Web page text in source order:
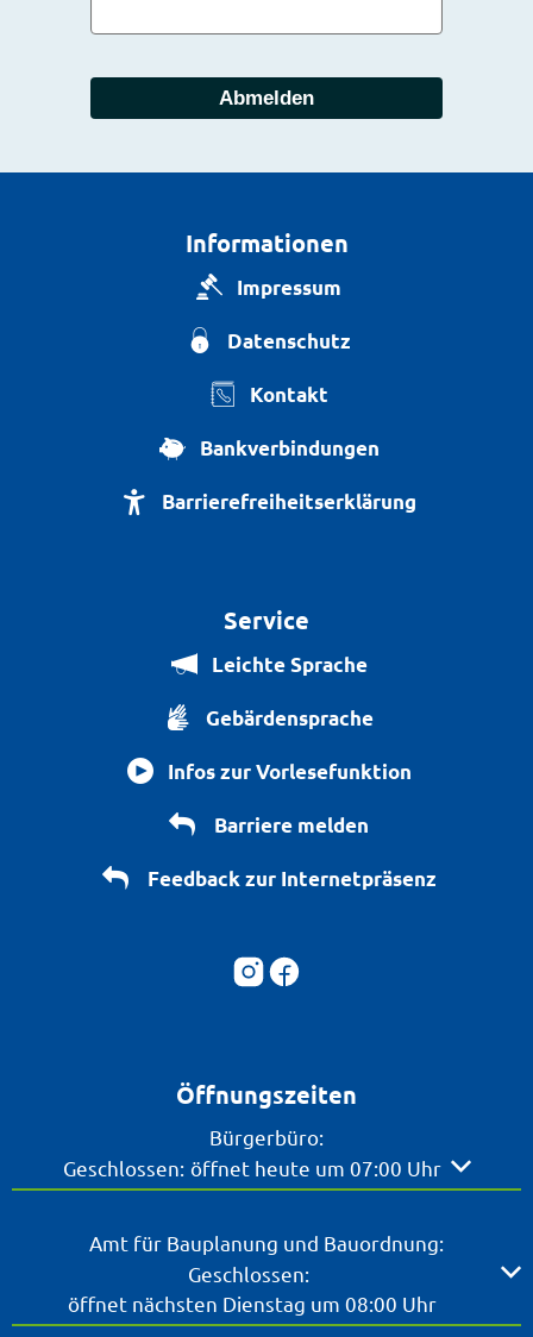
Abmelden
Informationen
Impressum
Datenschutz
Kontakt
Bankverbindungen
Barrierefreiheitserklärung
Service
Leichte Sprache
Gebärdensprache
Infos zur Vorlesefunktion
Barriere melden
Feedback zur Internetpräsenz
Öffnungszeiten
Bürgerbüro:
Klicken, um weitere Öffnungs- oder Schließzeiten
Geschlossen: öffnet heute um 07:00 Uhr
Amt für Bauplanung und Bauordnung:
Klicken, um weitere Öffnungs- oder Schließzeiten
Geschlossen:
öffnet nächsten Dienstag um 08:00 Uhr